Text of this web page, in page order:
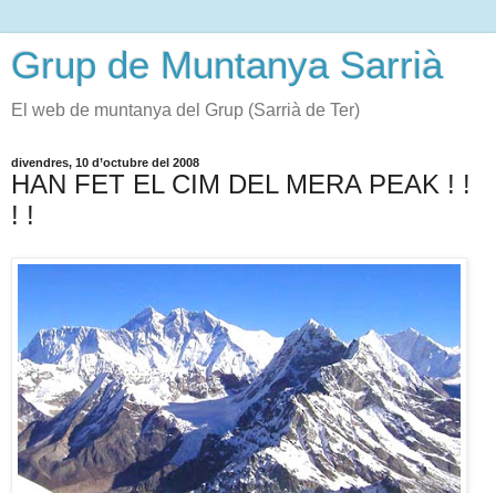
Grup de Muntanya Sarrià
El web de muntanya del Grup (Sarrià de Ter)
divendres, 10 d’octubre del 2008
HAN FET EL CIM DEL MERA PEAK ! !
! !